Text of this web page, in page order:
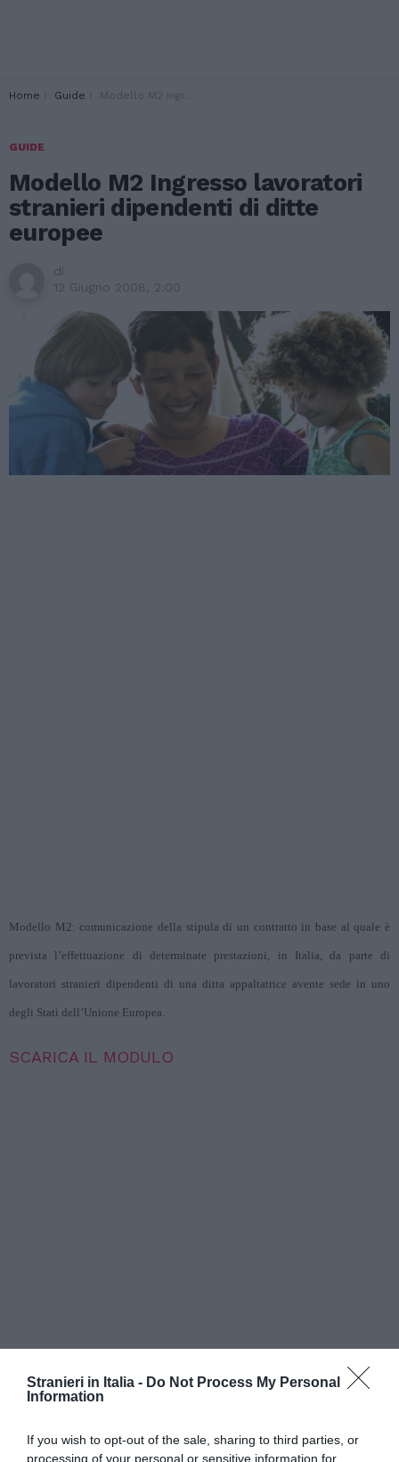
Stranieri in Italia - Do Not Process My Personal
Information
If you wish to opt-out of the sale, sharing to third parties, or
processing of your personal or sensitive information for
You are here:
Home Guide Modello M2 Ingresso lavoratori stranieri dipendenti di ditte europee
GUIDE
Modello M2 Ingresso lavoratori
stranieri dipendenti di ditte
europee
di
12 Giugno 2008, 2:00
Modello M2: comunicazione della stipula di un contratto in base al quale è
prevista l’effettuazione di determinate prestazioni, in Italia, da parte di
lavoratori stranieri dipendenti di una ditta appaltatrice avente sede in uno
degli Stati dell’Unione Europea.
SCARICA IL MODULO